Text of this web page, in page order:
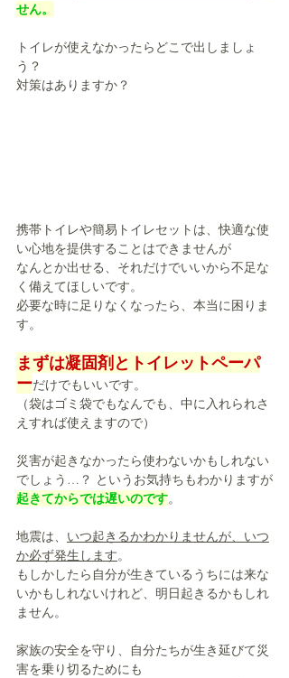
せん。
トイレが使えなかったらどこで出しましょ
う？
対策はありますか？
携帯トイレや簡易トイレセットは、快適な使
い心地を提供することはできませんが
なんとか出せる、それだけでいいから不足な
く備えてほしいです。
必要な時に足りなくなったら、本当に困りま
す。
まずは凝固剤とトイレットペーパ
ーだけでもいいです。
（袋はゴミ袋でもなんでも、中に入れられさ
えすれば使えますので）
災害が起きなかったら使わないかもしれない
でしょう…？ というお気持ちもわかりますが
起きてからでは遅いのです。
地震は、 いつ起きるかわかりませんが、いつ
か必ず発生します。
もしかしたら自分が生きているうちには来な
いかもしれないけれど、明日起きるかもしれ
ません。
家族の安全を守り、自分たちが生き延びて災
害を乗り切るためにも